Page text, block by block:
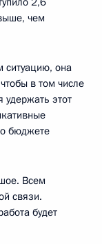
чем
ситуацию, она
в том числе
удержать этот
бюджете
Всем
связи.
будет